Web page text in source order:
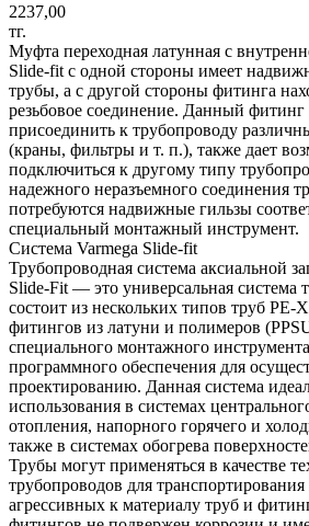
2237,00
тг.
Муфта переходная латунная с
Slide-fit с одной стороны имеет
трубы, а с другой стороны фитинга
резьбовое соединение. Данный фитинг
присоединить к трубопроводу
(краны, фильтры и т. п.), также дает
подключиться к другому типу
надежного неразъемного соединения
потребуются надвижные гильзы
специальный монтажный инструмент.
Система Varmega Slide-fit
Трубопроводная система аксиальной
Slide-Fit — это универсальная система
состоит из нескольких типов труб PE-
фитингов из латуни и полимеров
специального монтажного
программного обеспечения для
проектированию. Данная система
использования в системах
отопления, напорного горячего и
также в системах обогрева
Трубы могут применяться в качестве
трубопроводов для
агрессивных к материалу труб и